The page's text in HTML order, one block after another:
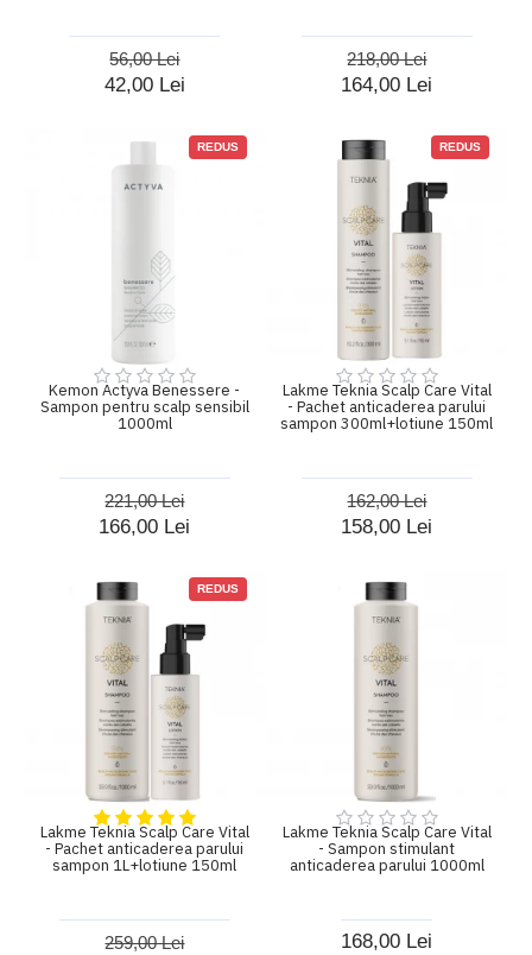
42,00 Lei
56,00 Lei
164,00 Lei
218,00 Lei
REDUS
Kemon Actyva Benessere -
Sampon pentru scalp sensibil
1000ml
166,00 Lei
221,00 Lei
REDUS
Lakme Teknia Scalp Care Vital
- Pachet anticaderea parului
sampon 300ml+lotiune 150ml
158,00 Lei
162,00 Lei
REDUS
Lakme Teknia Scalp Care Vital
- Pachet anticaderea parului
sampon 1L+lotiune 150ml
259,00 Lei
Lakme Teknia Scalp Care Vital
- Sampon stimulant
anticaderea parului 1000ml
168,00 Lei